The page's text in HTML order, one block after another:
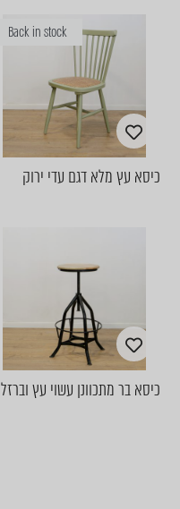
Back in stock
כיסא עץ מלא דגם עדי ירוק
כיסא בר מתכוונן עשוי עץ וברזל